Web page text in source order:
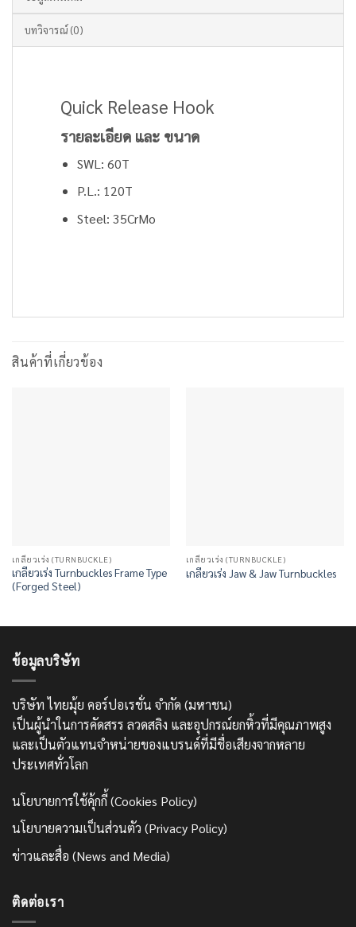
บทวิจารณ์ (0)
Quick Release Hook
รายละเอียด และ ขนาด
SWL: 60T
P.L.: 120T
Steel: 35CrMo
สินค้าที่เกี่ยวข้อง
เกลียวเร่ง (TURNBUCKLE)
เกลียวเร่ง Turnbuckles Frame Type
(Forged Steel)
เกลียวเร่ง (TURNBUCKLE)
เกลียวเร่ง Jaw & Jaw Turnbuckles
ข้อมูลบริษัท
บริษัท ไทยมุ้ย คอร์ปอเรชั่น จำกัด (มหาชน)
เป็นผู้นำในการคัดสรร ลวดสลิง และอุปกรณ์ยกหิ้วที่มีคุณภาพสูง
และเป็นตัวแทนจำหน่ายของแบรนด์ที่มีชื่อเสียงจากหลาย
ประเทศทั่วโลก
นโยบายการใช้คุ้กกี้ (Cookies Policy)
นโยบายความเป็นส่วนตัว (Privacy Policy)
ข่าวและสื่อ (News and Media)
ติดต่อเรา